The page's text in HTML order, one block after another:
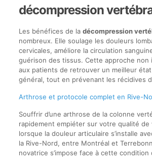
décompression
Les bénéfices de la décompression
nombreux. Elle soulage les douleurs
cervicales, améliore la circulation
guérison des tissus. Cette approche non
aux patients de retrouver un meilleur
général, tout en prévenant les récidives
Arthrose et protocole complet en Rive-
Souffrir d’une arthrose de la colonne
rapidement empiéter sur votre qualité de
lorsque la douleur articulaire s’installe
la Rive-Nord, entre Montréal et
novatrice s’impose face à cette